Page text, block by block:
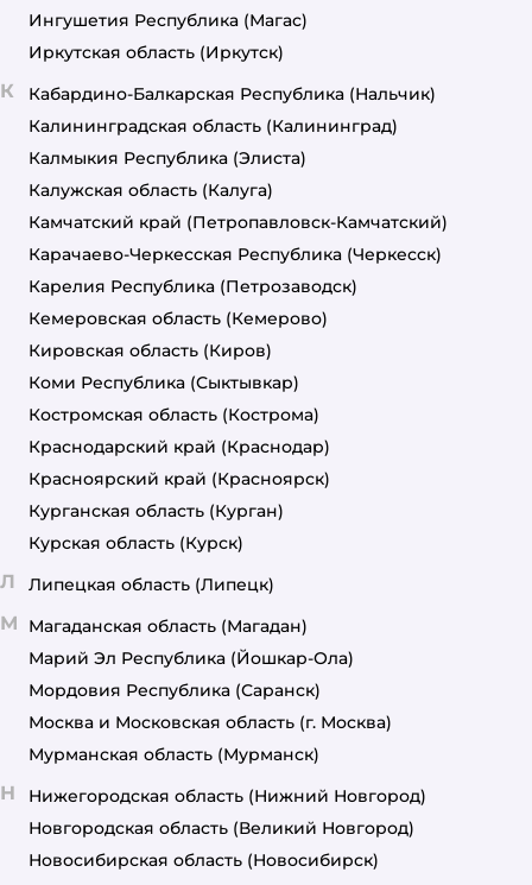
Ингушетия Республика (Магас)
Иркутская область (Иркутск)
К Кабардино-Балкарская Республика (Нальчик)
Калининградская область (Калининград)
Калмыкия Республика (Элиста)
Калужская область (Калуга)
Камчатский край (Петропавловск-Камчатский)
Карачаево-Черкесская Республика (Черкесск)
Карелия Республика (Петрозаводск)
Кемеровская область (Кемерово)
Кировская область (Киров)
Коми Республика (Сыктывкар)
Костромская область (Кострома)
Краснодарский край (Краснодар)
Красноярский край (Красноярск)
Курганская область (Курган)
Курская область (Курск)
Л Липецкая область (Липецк)
М Магаданская область (Магадан)
Марий Эл Республика (Йошкар-Ола)
Мордовия Республика (Саранск)
Москва и Московская область (г. Москва)
Мурманская область (Мурманск)
Н Нижегородская область (Нижний Новгород)
Новгородская область (Великий Новгород)
Новосибирская область (Новосибирск)